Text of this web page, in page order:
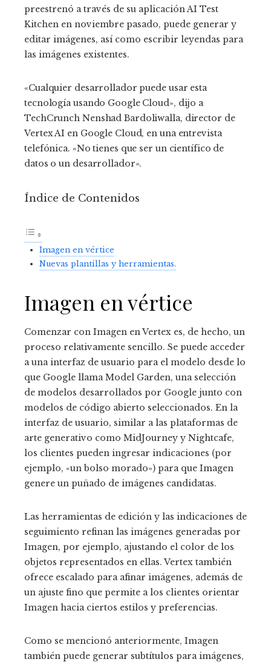
preestrenó a través de su aplicación AI Test
Kitchen en noviembre pasado, puede generar y
editar imágenes, así como escribir leyendas para
las imágenes existentes.
«Cualquier desarrollador puede usar esta
tecnología usando Google Cloud», dijo a
TechCrunch Nenshad Bardoliwalla, director de
Vertex AI en Google Cloud, en una entrevista
telefónica. «No tienes que ser un científico de
datos o un desarrollador».
Índice de Contenidos
Imagen en vértice
Nuevas plantillas y herramientas.
Imagen en vértice
Comenzar con Imagen en Vertex es, de hecho, un
proceso relativamente sencillo. Se puede acceder
a una interfaz de usuario para el modelo desde lo
que Google llama Model Garden, una selección
de modelos desarrollados por Google junto con
modelos de código abierto seleccionados. En la
interfaz de usuario, similar a las plataformas de
arte generativo como MidJourney y Nightcafe,
los clientes pueden ingresar indicaciones (por
ejemplo, «un bolso morado») para que Imagen
genere un puñado de imágenes candidatas.
Las herramientas de edición y las indicaciones de
seguimiento refinan las imágenes generadas por
Imagen, por ejemplo, ajustando el color de los
objetos representados en ellas. Vertex también
ofrece escalado para afinar imágenes, además de
un ajuste fino que permite a los clientes orientar
Imagen hacia ciertos estilos y preferencias.
Como se mencionó anteriormente, Imagen
también puede generar subtítulos para imágenes,